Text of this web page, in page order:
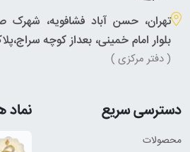
تهران، حسن آباد فشافویه، شهرک
بلوار امام خمینی، بعداز کوچه سراج،پلاک
( دفتر مرکزی )
دسترسی سریع
محصولات
نماد